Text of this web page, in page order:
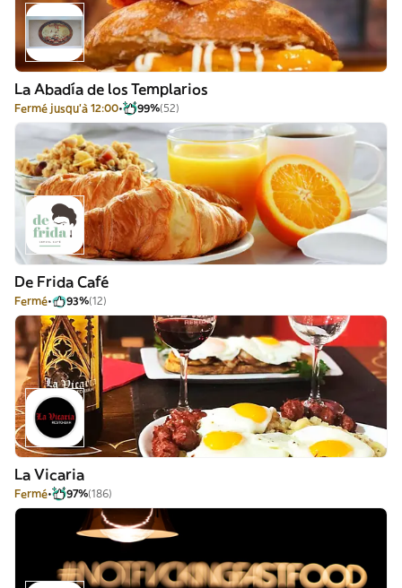
La Abadía de los Templarios
Fermé jusqu'à 12:00 99%(52)
De Frida Café
Fermé 93%(12)
La Vicaria
Fermé 97%(186)